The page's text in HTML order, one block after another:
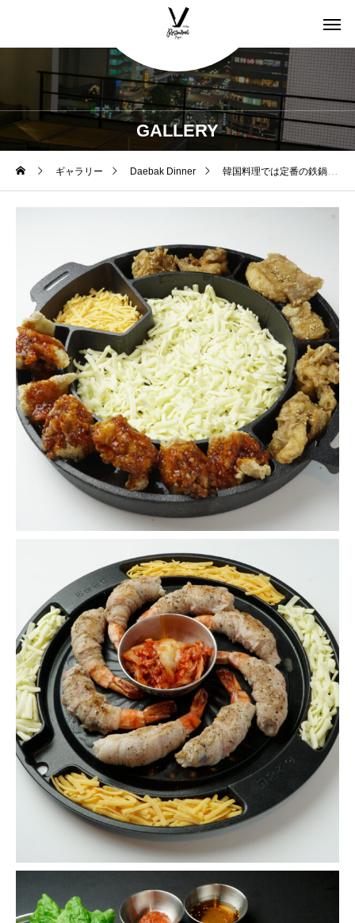
GALLERY
ギャラリー Daebak Dinner 韓国料理では定番の鉄鍋メニューも充実。大人気のサムギョプサルやUFOチキンなど